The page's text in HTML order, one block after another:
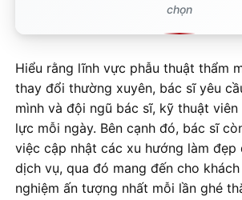
chọn
Hiểu rằng lĩnh vực phẫu thuật thẩm
thay đổi thường xuyên, bác sĩ yêu
mình và đội ngũ bác sĩ, kỹ thuật viên
lực mỗi ngày. Bên cạnh đó, bác sĩ
việc cập nhật các xu hướng làm đẹp
dịch vụ, qua đó mang đến cho
nghiệm ấn tượng nhất mỗi lần ghé